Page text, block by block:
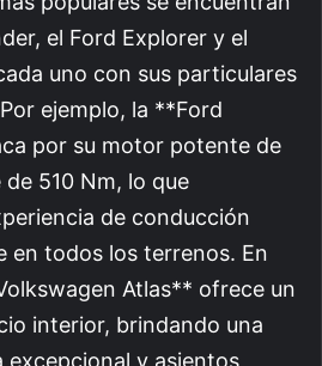
el Ford Explorer y el
uno con sus particulares
ejemplo, la **Ford
por su motor potente de
510 Nm, lo que
de conducción
en todos los terrenos. En
Atlas** ofrece un
interior, brindando una
excepcional y asientos